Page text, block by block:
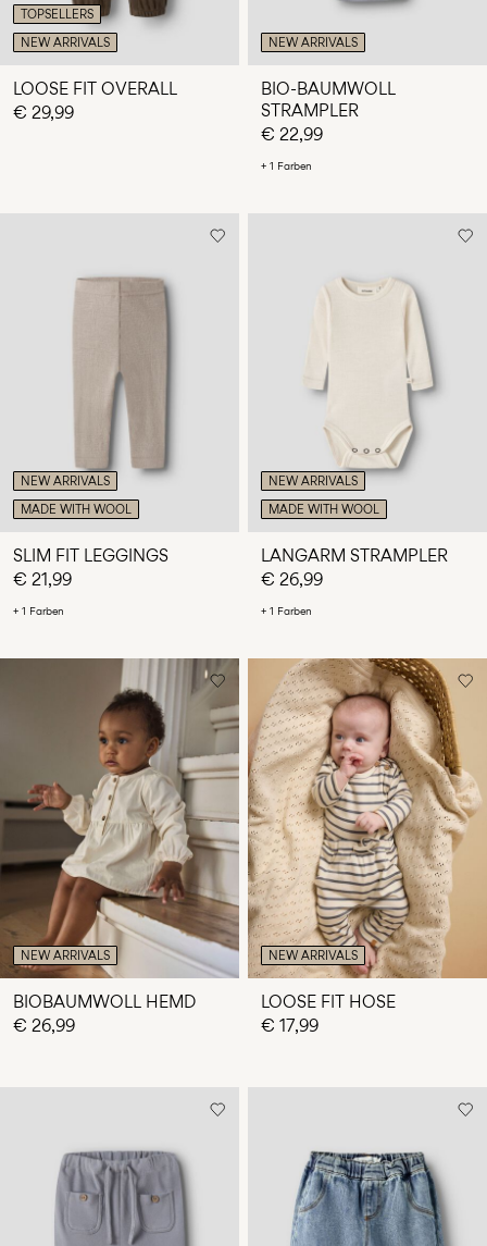
TOPSELLERS
NEW ARRIVALS
LOOSE FIT OVERALL
€ 29,99
NEW ARRIVALS
BIO-BAUMWOLL
STRAMPLER
€ 22,99
+ 1 Farben
NEW ARRIVALS
MADE WITH WOOL
SLIM FIT LEGGINGS
€ 21,99
+ 1 Farben
NEW ARRIVALS
MADE WITH WOOL
LANGARM STRAMPLER
€ 26,99
+ 1 Farben
NEW ARRIVALS
BIOBAUMWOLL HEMD
€ 26,99
NEW ARRIVALS
LOOSE FIT HOSE
€ 17,99